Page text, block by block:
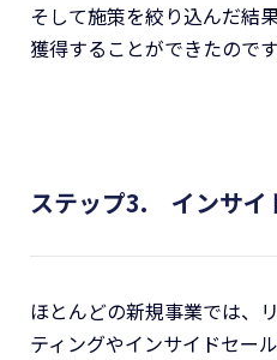
そして施策を絞り込んだ結
獲得することができたのです
ステップ3. インサイ
ほとんどの新規事業では、
ティングやインサイドセー